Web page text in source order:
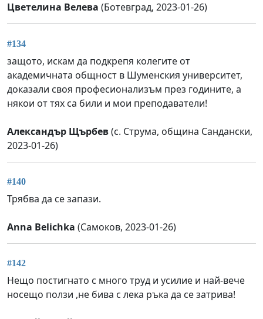
Цветелина Велева (Ботевград, 2023-01-26)
#134
защото, искам да подкрепя колегите от
академичната общност в Шуменския университет,
доказали своя професионализъм през годините, а
някои от тях са били и мои преподаватели!
Александър Щърбев(с. Струма, община Сандански,
2023-01-26)
#140
Трябва да се запази.
Anna Belichka (Самоков, 2023-01-26)
#142
Нещо постигнато с много труд и усилие и най-вече
носещо ползи ,не бива с лека ръка да се затрива!